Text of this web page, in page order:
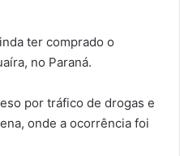
ter comprado o
no Paraná.
por tráfico de drogas e
onde a ocorrência foi